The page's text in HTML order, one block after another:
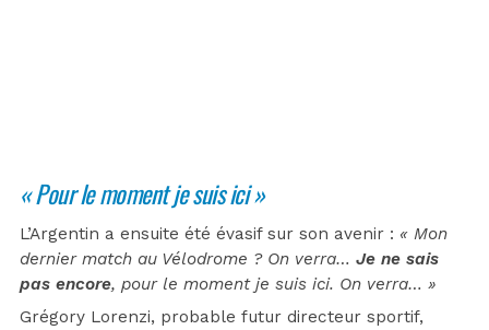
« Pour le moment je suis ici »
L’Argentin a ensuite été évasif sur son avenir : « Mon
dernier match au Vélodrome ? On verra… Je ne sais
pas encore, pour le moment je suis ici. On verra… »
Grégory Lorenzi, probable futur directeur sportif,